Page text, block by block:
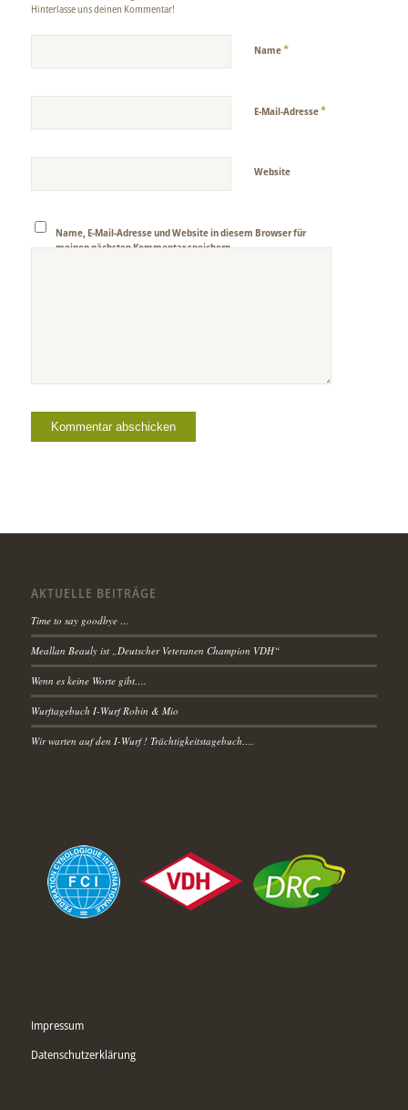
Hinterlasse uns deinen Kommentar!
Name*
E-Mail-Adresse*
Website
Name, E-Mail-Adresse und Website in diesem Browser für
meinen nächsten Kommentar speichern.
AKTUELLE BEITRÄGE
Time to say goodbye …
Meallan Beauly ist „Deutscher Veteranen Champion VDH“
Wenn es keine Worte gibt….
Wurftagebuch I-Wurf Robin & Mio
Wir warten auf den I-Wurf ! Trächtigkeitstagebuch….
Impressum
Datenschutzerklärung